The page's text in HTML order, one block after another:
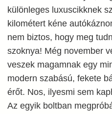
különleges luxuscikknek
kilométert kéne
nem biztos, hogy meg
szoknya! Még november
veszek magamnak egy
modern szabású, fekete
érőt. Nos, ilyesmi sem
Az egyik boltban